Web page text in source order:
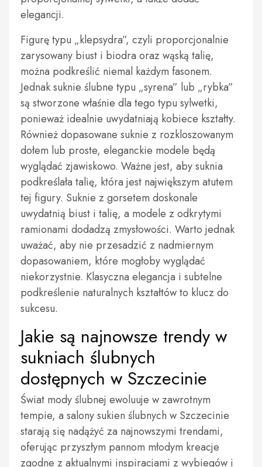
elegancji.
Figurę typu „klepsydra”, czyli proporcjonalnie
zarysowany biust i biodra oraz wąską talię,
można podkreślić niemal każdym fasonem.
Jednak suknie ślubne typu „syrena” lub „rybka”
są stworzone właśnie dla tego typu sylwetki,
ponieważ idealnie uwydatniają kobiece kształty.
Również dopasowane suknie z rozkloszowanym
dołem lub proste, eleganckie modele będą
wyglądać zjawiskowo. Ważne jest, aby suknia
podkreślała talię, która jest największym atutem
tej figury. Suknie z gorsetem doskonale
uwydatnią biust i talię, a modele z odkrytymi
ramionami dodadzą zmysłowości. Warto jednak
uważać, aby nie przesadzić z nadmiernym
dopasowaniem, które mogłoby wyglądać
niekorzystnie. Klasyczna elegancja i subtelne
podkreślenie naturalnych kształtów to klucz do
sukcesu.
Jakie są najnowsze trendy w
sukniach ślubnych
dostępnych w Szczecinie
Świat mody ślubnej ewoluuje w zawrotnym
tempie, a salony sukien ślubnych w Szczecinie
starają się nadążyć za najnowszymi trendami,
oferując przyszłym pannom młodym kreacje
zgodne z aktualnymi inspiracjami z wybiegów i